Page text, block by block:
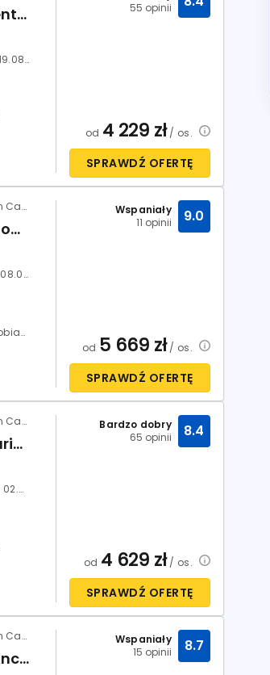
IFA Continental
11.08.2026 - 19.08.2026
55 opinii
od 4 229 zł/ os.
SPRAWDŹ OFERTĘ
Hiszpania / Gran Canaria / Maspalomas
Lopesan Baobab Resort
01.06.2027 - 08.06.2027
Śniadania i obiadokolacje (HB)
Wspaniały
11 opinii
9.0
od 5 669 zł/ os.
SPRAWDŹ OFERTĘ
Hiszpania / Gran Canaria / Playa del Ingles
Abora Catarina (ex Ifa Catarina)
25.08.2026 - 02.09.2026
Bardzo dobry
65 opinii
8.4
od 4 629 zł/ os.
SPRAWDŹ OFERTĘ
Hiszpania / Gran Canaria / Maspalomas
Tabaiba Princess
Wspaniały
15 opinii
8.7